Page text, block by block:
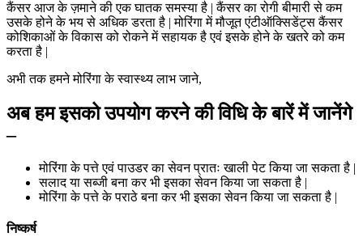
कैंसर आज के ज़माने की एक घातक समस्या है | कैंसर का रोगी बीमारी से कम
उसके होने के भय से अधिक डरता है | मोरिंगा में मौजूत एंटीऑक्सिडेंट्स कैंसर
कोशिकाओं के विकास को रोकने में सहायक है एवं इसके होने के खतरे को कम
करता है |
अभी तक हमने मोरिंगा के स्वास्थ्य लाभ जाने,
अब हम इसको उपयोग करने की विधि के बारें में जानेंगे
–
मोरिंगा के पत्ते एवं पाउडर का सेवन प्रातः खाली पेट किया जा सकता है |
सलाद या सब्जी बना कर भी इसका सेवन किया जा सकता है |
मोरिंगा के पत्ते के पराठे बना कर भी इसका सेवन किया जा सकता है |
निष्कर्ष